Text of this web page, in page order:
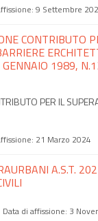
9 Settembre
CONTRIBUTO
1989,
PER IL
21 Marzo 2024
A.S.T.
Data di affissione: 3